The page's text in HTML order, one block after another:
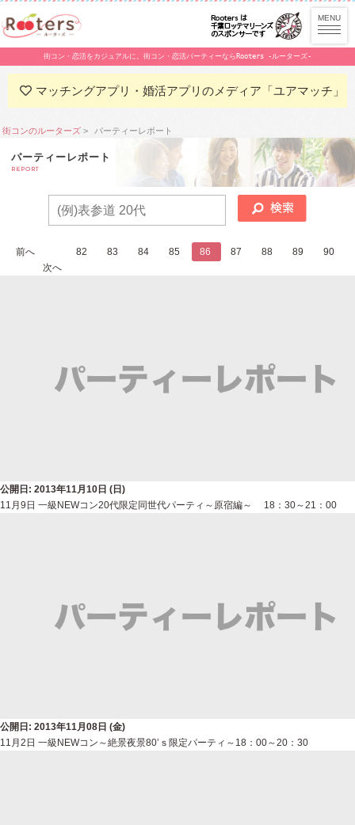
街コン・恋活をカジュアルに。街コン・恋活パーティーならRooters -ルーターズ-
マッチングアプリ・婚活アプリのメディア「ユアマッチ」
街コンのルーターズ パーティーレポート
パーティーレポート
REPORT
前へ 82 83 84 85 86 87 88 89
90
次へ
公開日: 2013年11月10日 (日)
11月9日 一級NEWコン20代限定同世代パーティ～原宿編～ 18：30～21：00
公開日: 2013年11月08日 (金)
11月2日 一級NEWコン～絶景夜景80’ｓ限定パーティ～18：00～20：30